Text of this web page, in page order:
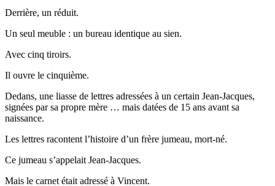
Derrière, un réduit.
Un seul meuble : un bureau identique au sien.
Avec cinq tiroirs.
Il ouvre le cinquième.
Dedans, une liasse de lettres adressées à un certain Jean-Jacques,
signées par sa propre mère … mais datées de 15 ans avant sa
naissance.
Les lettres racontent l’histoire d’un frère jumeau, mort-né.
Ce jumeau s’appelait Jean-Jacques.
Mais le carnet était adressé à Vincent.